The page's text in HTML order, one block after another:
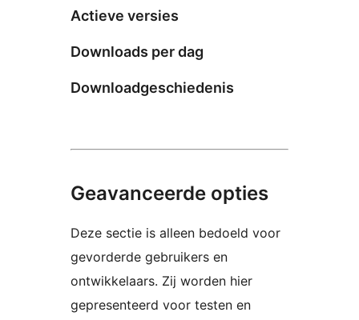
Actieve versies
Downloads per dag
Downloadgeschiedenis
Geavanceerde opties
Deze sectie is alleen bedoeld voor
gevorderde gebruikers en
ontwikkelaars. Zij worden hier
gepresenteerd voor testen en